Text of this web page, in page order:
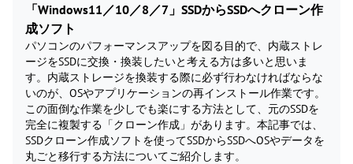
「Windows11／10／8／7」SSDからSSDへクローン作
成ソフト
パソコンのパフォーマンスアップを図る目的で、内蔵ストレ
ージをSSDに交換・換装したいと考える方は多いと思いま
す。内蔵ストレージを換装する際に必ず行わなければならな
いのが、OSやアプリケーションの再インストール作業です。
この面倒な作業を少しでも楽にする方法として、元のSSDを
完全に複製する「クローン作成」があります。本記事では、
SSDクローン作成ソフトを使ってSSDからSSDへOSやデータを
丸ごと移行する方法についてご紹介します。